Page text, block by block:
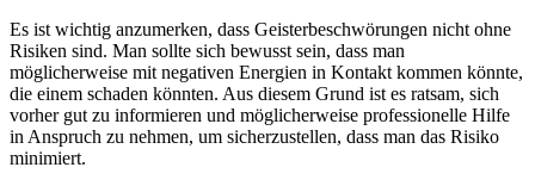
Es ist wichtig⁢ anzumerken, dass Geisterbeschwörungen nicht ohne⁢
Risiken sind. Man sollte sich bewusst sein, dass ⁤man
möglicherweise mit‍ negativen Energien in Kontakt⁤ kommen könnte,
die einem schaden könnten. Aus diesem Grund ist es ⁢ratsam, sich
vorher gut zu informieren‌ und​ möglicherweise​ professionelle Hilfe
in Anspruch⁢ zu nehmen, um sicherzustellen, dass ⁣man ⁤das Risiko
minimiert.